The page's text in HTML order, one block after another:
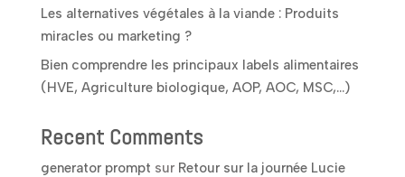
Les alternatives végétales à la viande : Produits
miracles ou marketing ?
Bien comprendre les principaux labels alimentaires
(HVE, Agriculture biologique, AOP, AOC, MSC,…)
Recent Comments
generator prompt sur Retour sur la journée Lucie